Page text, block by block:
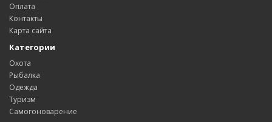
Оплата
Контакты
Карта сайта
Категории
Охота
Рыбалка
Одежда
Туризм
Самогоноварение